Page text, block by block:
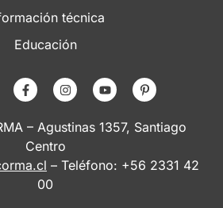
técnica
Educación
– Agustinas 1357, Santiago
Centro
– Teléfono: +56 2331 42
00